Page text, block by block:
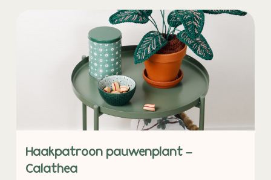
Haakpatroon pauwenplant –
Calathea